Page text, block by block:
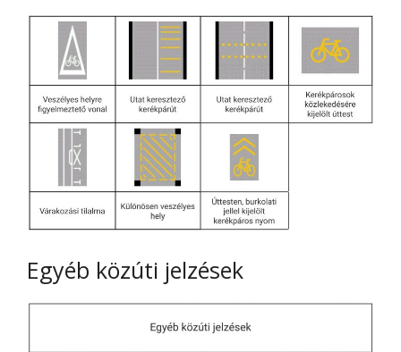
Egyéb közúti jelzések